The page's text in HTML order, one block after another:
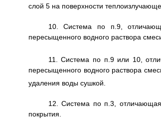
слой 5 на поверхности
10. Система по п.9,
пересыщенного водного раствора
11. Система по п.9 или 10,
пересыщенного водного раствора
удаления воды сушкой.
12. Система по п.3,
покрытия.